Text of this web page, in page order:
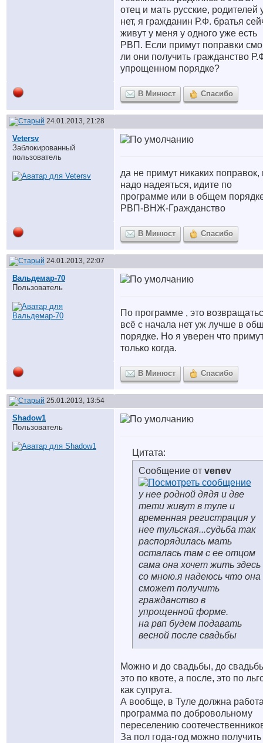
отец и мать русские, родителей
нет, я гражданин Р.Ф. братья
живут у меня у одного уже есть
РВП. Если примут поправки
ли они получить гражданство
упрощенном порядке?
В Минюст Спасибо
24.01.2013, 21:28
Vetersv
Заблокированный
пользователь
да не примут никаких поправок,
надо надеяться, идите по
программе или в общем
РВП-ВНЖ-Гражданство
В Минюст Спасибо
24.01.2013, 22:07
Вальдемар-70
Пользователь
По программе , это
всё с начала нет уж лучше в
порядке. Но я уверен что
только когда.
В Минюст Спасибо
25.01.2013, 13:54
Shadow1
Пользователь
Цитата:
Сообщение от venev
у нее родной дядя и две
тети живут в туле и
временная регистрация у
нее тульская...судьба так
распорядилась мать
осталась там с ее отцом
сама она хочет жить здесь
со мною.я надеюсь что она
сможет получить
гражданство в
упрощенной форме.
на рвп будем подавать
весной после свадьбы
Можно и до свадьбы, до
это по квоте, а после, это по
как супруга.
А вообще, в Туле должна
программа по добровольному
переселению
За пол года-год можно получить